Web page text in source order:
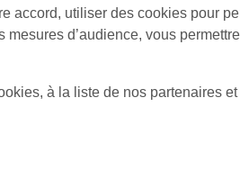
accord, utiliser des cookies pour
d’audience, vous
à la liste de nos partenaires